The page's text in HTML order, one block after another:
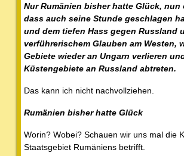
Nur Rumänien bisher hatte Glück, nun
dass auch seine Stunde geschlagen
und dem tiefen Hass gegen Russland
verführerischem Glauben am Westen,
Gebiete wieder an Ungarn verlieren
Küstengebiete an Russland abtreten.
Das kann ich nicht nachvollziehen.
Rumänien bisher hatte Glück
Worin? Wobei? Schauen wir uns mal die
Staatsgebiet Rumäniens betrifft.